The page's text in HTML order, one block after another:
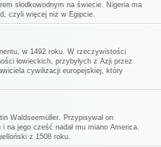
słodkowodnym na świecie. Nigeria ma
czyli więcej niż w Egipcie.
w 1492 roku. W rzeczywistości
łowieckich, przybyłych z Azji przez
cywilizacji europejskiej, który
Waldseemüller. Przypisywał on
na jego cześć nadał mu miano America.
z 1508 roku.